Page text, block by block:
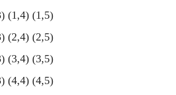
(1,4) (1,5)
(2,4) (2,5)
(3,4) (3,5)
(4,4) (4,5)